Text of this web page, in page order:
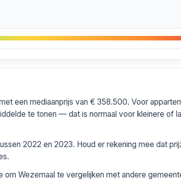
een mediaanprijs van € 358.500. Voor
te tonen — dat is normaal voor kleinere of
2022 en 2023. Houd er rekening mee dat
Wezemaal te vergelijken met andere